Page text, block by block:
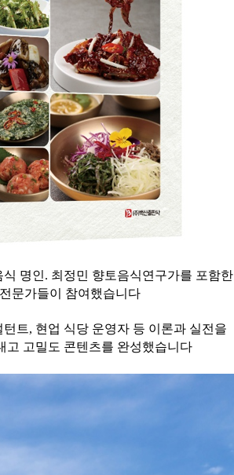
명인. 최정민 향토음식연구가를 포함한
문가들이 참여했습니다
트, 현업 식당 운영자 등 이론과 실전을
고 고밀도 콘텐츠를 완성했습니다